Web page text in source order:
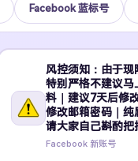
Facebook 蓝标号
风控须知：由于现
特别严格不建议马
料｜建议7天后修
修改邮箱密码｜纯
请大家自己斟酌把
Facebook 新账号